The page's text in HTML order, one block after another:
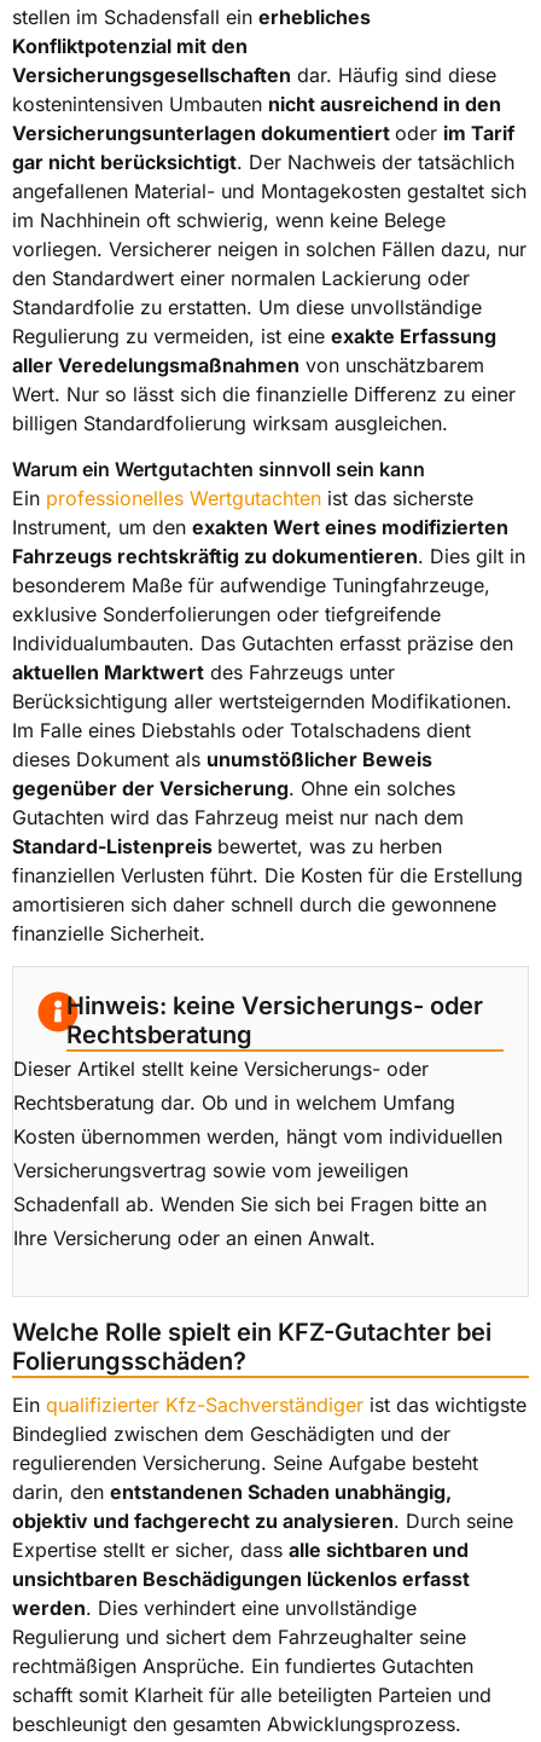
stellen im Schadensfall ein erhebliches
Konfliktpotenzial mit den
Versicherungsgesellschaften dar. Häufig sind diese
kostenintensiven Umbauten nicht ausreichend in den
Versicherungsunterlagen dokumentiert oder im Tarif
gar nicht berücksichtigt. Der Nachweis der tatsächlich
angefallenen Material- und Montagekosten gestaltet sich
im Nachhinein oft schwierig, wenn keine Belege
vorliegen. Versicherer neigen in solchen Fällen dazu, nur
den Standardwert einer normalen Lackierung oder
Standardfolie zu erstatten. Um diese unvollständige
Regulierung zu vermeiden, ist eine exakte Erfassung
aller Veredelungsmaßnahmen von unschätzbarem
Wert. Nur so lässt sich die finanzielle Differenz zu einer
billigen Standardfolierung wirksam ausgleichen.
Warum ein Wertgutachten sinnvoll sein kann
Ein professionelles Wertgutachten ist das sicherste
Instrument, um den exakten Wert eines modifizierten
Fahrzeugs rechtskräftig zu dokumentieren. Dies gilt in
besonderem Maße für aufwendige Tuningfahrzeuge,
exklusive Sonderfolierungen oder tiefgreifende
Individualumbauten. Das Gutachten erfasst präzise den
aktuellen Marktwert des Fahrzeugs unter
Berücksichtigung aller wertsteigernden Modifikationen.
Im Falle eines Diebstahls oder Totalschadens dient
dieses Dokument als unumstößlicher Beweis
gegenüber der Versicherung. Ohne ein solches
Gutachten wird das Fahrzeug meist nur nach dem
Standard-Listenpreis bewertet, was zu herben
finanziellen Verlusten führt. Die Kosten für die Erstellung
amortisieren sich daher schnell durch die gewonnene
finanzielle Sicherheit.
Hinweis: keine Versicherungs- oder
Rechtsberatung
Dieser Artikel stellt keine Versicherungs- oder
Rechtsberatung dar. Ob und in welchem Umfang
Kosten übernommen werden, hängt vom individuellen
Versicherungsvertrag sowie vom jeweiligen
Schadenfall ab. Wenden Sie sich bei Fragen bitte an
Ihre Versicherung oder an einen Anwalt.
Welche Rolle spielt ein KFZ-Gutachter bei
Folierungsschäden?
Ein qualifizierter Kfz-Sachverständiger ist das wichtigste
Bindeglied zwischen dem Geschädigten und der
regulierenden Versicherung. Seine Aufgabe besteht
darin, den entstandenen Schaden unabhängig,
objektiv und fachgerecht zu analysieren. Durch seine
Expertise stellt er sicher, dass alle sichtbaren und
unsichtbaren Beschädigungen lückenlos erfasst
werden. Dies verhindert eine unvollständige
Regulierung und sichert dem Fahrzeughalter seine
rechtmäßigen Ansprüche. Ein fundiertes Gutachten
schafft somit Klarheit für alle beteiligten Parteien und
beschleunigt den gesamten Abwicklungsprozess.